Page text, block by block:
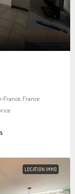
France, France
LOCATION IMMO